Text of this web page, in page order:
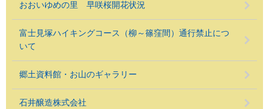
おおいゆめの里 早咲桜開花状況
富士見塚ハイキングコース（柳～篠窪間）通行禁止につ
いて
郷土資料館・お山のギャラリー
石井醸造株式会社